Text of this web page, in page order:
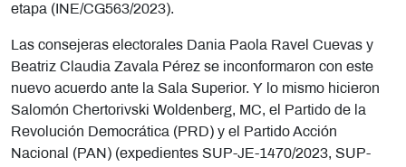
etapa (INE/CG563/2023).
Las consejeras electorales Dania Paola Ravel Cuevas y
Beatriz Claudia Zavala Pérez se inconformaron con este
nuevo acuerdo ante la Sala Superior. Y lo mismo hicieron
Salomón Chertorivski Woldenberg, MC, el Partido de la
Revolución Democrática (PRD) y el Partido Acción
Nacional (PAN) (expedientes SUP-JE-1470/2023, SUP-